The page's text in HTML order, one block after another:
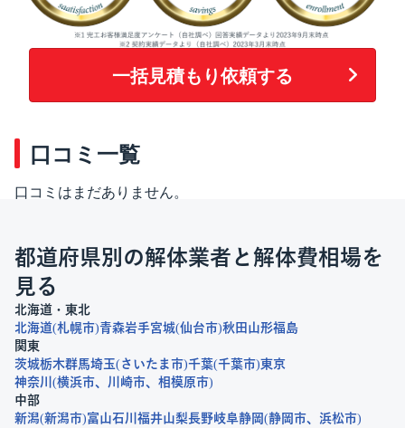
一括見積もり依頼する
口コミ一覧
口コミはまだありません。
都道府県別の解体業者と解体費相場を
見る
北海道・東北
北海道 札幌市 青森岩手宮城 仙台市 秋田 山形福島
関東
茨城栃木群馬埼玉 さいたま市 千葉 千葉市 東京
神奈川
横浜市 川崎市
相模原市
中部
新潟 新潟市 富山石川 福井山梨長野岐阜静岡 静岡市
浜松市